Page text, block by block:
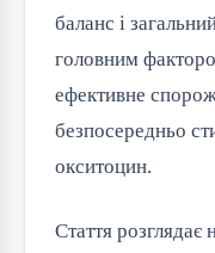
баланс і
головним
ефективне
безпосередньо
окситоцин.
Стаття розглядає